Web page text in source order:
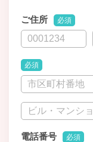
ご住所 必須
必須
電話番号 必須